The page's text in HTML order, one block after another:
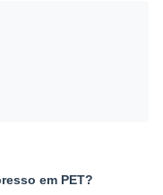
em PET?